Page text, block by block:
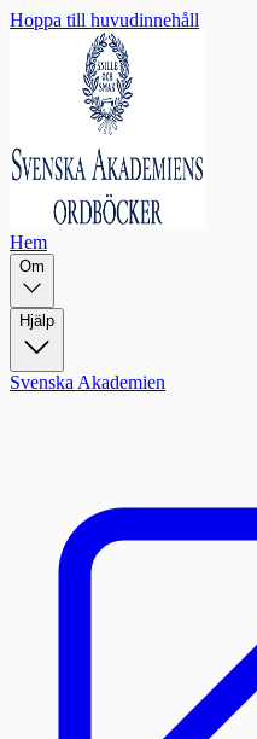
Hoppa till huvudinnehåll
Hem
Om
Hjälp
Svenska Akademien